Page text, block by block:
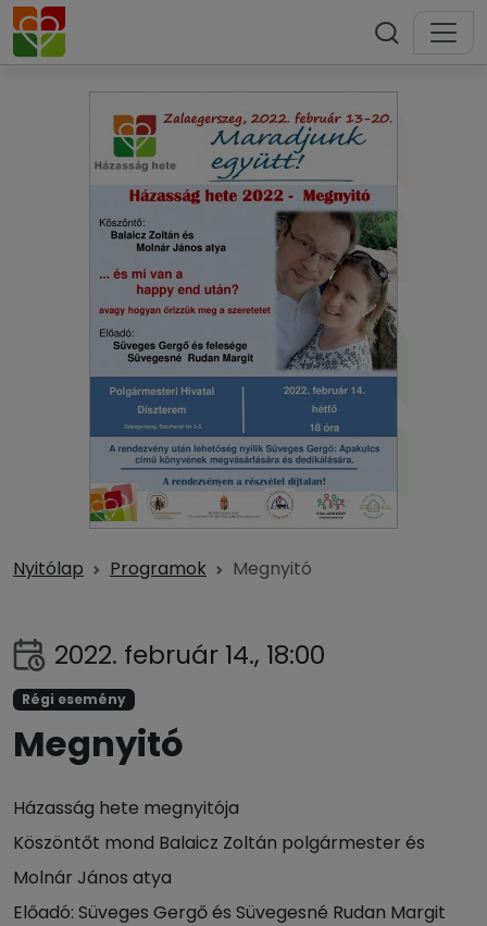
Nyitólap Programok Megnyitó
2022. február 14., 18:00
Régi esemény
Megnyitó
Házasság hete megnyitója
Köszöntőt mond Balaicz Zoltán polgármester és
Molnár János atya
Előadó: Süveges Gergő és Süvegesné Rudan Margit